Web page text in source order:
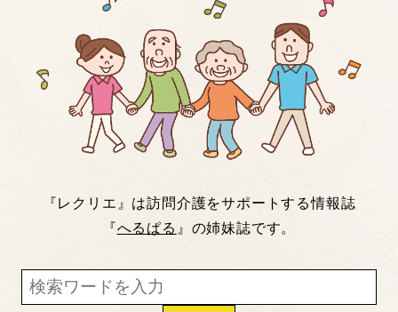
『レクリエ』は訪問介護をサポートする情報誌
『へるぱる 』の姉妹誌です。